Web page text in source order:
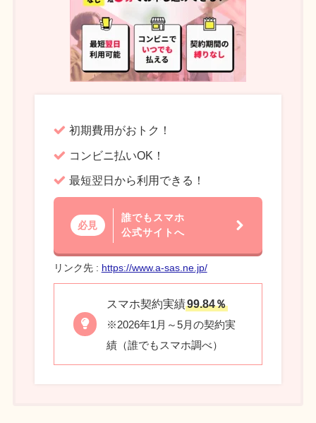
初期費用がおトク！
コンビニ払いOK！
最短翌日から利用できる！
必見
誰でもスマホ
公式サイトへ
リンク先 : https://www.a-sas.ne.jp/
スマホ契約実績99.84％
※2026年1月～5月の契約実
績（誰でもスマホ調べ）